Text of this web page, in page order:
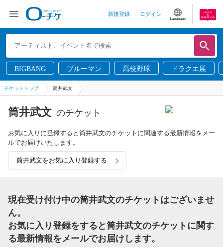
新規登録 ログイン
Language
BIGBANG ブルーマン 高校野球 ドラクエ展
チケットトップ 筒井武文
筒井武文 のチケット
お気に入りに登録すると筒井武文のチケットに関連する最新情報をメー
ルでお届けいたします。
筒井武文をお気に入り登録する
現在受け付け中の筒井武文のチケットはございませ
ん。
お気に入り登録をすると筒井武文のチケットに関す
る最新情報をメールでお届けします。